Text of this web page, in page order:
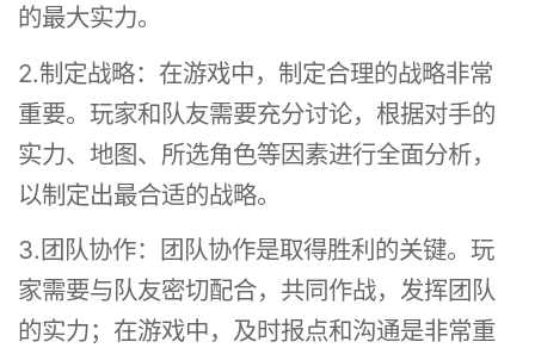
的最大实力。
2.制定战略：在游戏中，制定合理的战略非常
重要。玩家和队友需要充分讨论，根据对手的
实力、地图、所选角色等因素进行全面分析，
以制定出最合适的战略。
3.团队协作：团队协作是取得胜利的关键。玩
家需要与队友密切配合，共同作战，发挥团队
的实力；在游戏中，及时报点和沟通是非常重